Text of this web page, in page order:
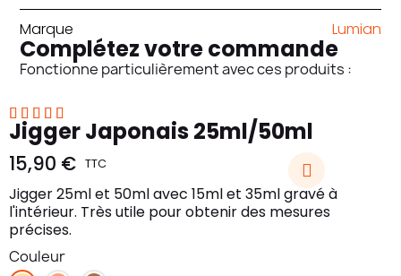
Marque
Lumian
Complétez votre commande
Fonctionne particulièrement avec ces produits :
    
Jigger Japonais 25ml/50ml
15,90 € TTC
Jigger 25ml et 50ml avec 15ml et 35ml gravé à
l'intérieur. Très utile pour obtenir des mesures
précises.
Couleur